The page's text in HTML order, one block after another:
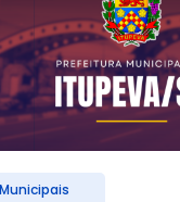
Municipais